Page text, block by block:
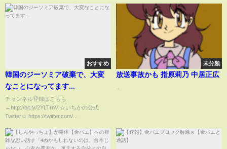
おすすめ
韓国のジーソミア破棄で、大変
なことになってます...
チャンネル登録はこちら
→http://bit.ly/2YLTrnV ☆いちかの公式
Twitter☆ https://twitter.com/...
未分類
放送事故かも 指原莉乃 中居正広